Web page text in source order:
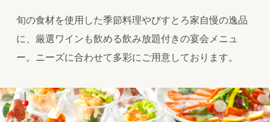
旬の食材を使用した季節料理やびすとろ家自慢の逸品
に、厳選ワインも飲める飲み放題付きの宴会メニュ
ー。ニーズに合わせて多彩にご用意しております。